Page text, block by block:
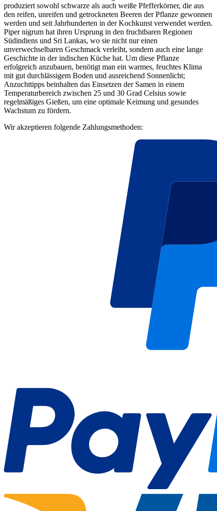
produziert sowohl schwarze als auch weiße Pfefferkörner, die aus
den reifen, unreifen und getrockneten Beeren der Pflanze gewonnen
werden und seit Jahrhunderten in der Kochkunst verwendet werden.
Piper nigrum hat ihren Ursprung in den fruchtbaren Regionen
Südindiens und Sri Lankas, wo sie nicht nur einen
unverwechselbaren Geschmack verleiht, sondern auch eine lange
Geschichte in der indischen Küche hat. Um diese Pflanze
erfolgreich anzubauen, benötigt man ein warmes, feuchtes Klima
mit gut durchlässigem Boden und ausreichend Sonnenlicht;
Anzuchttipps beinhalten das Einsetzen der Samen in einem
Temperaturbereich zwischen 25 und 30 Grad Celsius sowie
regelmäßiges Gießen, um eine optimale Keimung und gesundes
Wachstum zu fördern.
Wir akzeptieren folgende Zahlungsmethoden: